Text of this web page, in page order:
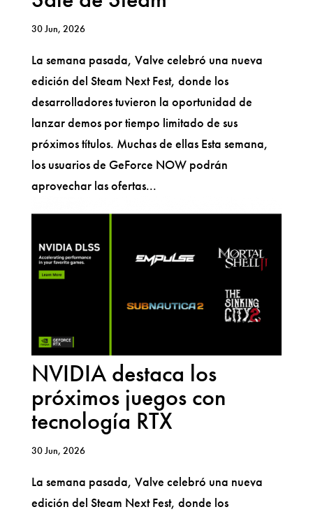
30 Jun, 2026
La semana pasada, Valve celebró una nueva
edición del Steam Next Fest, donde los
desarrolladores tuvieron la oportunidad de
lanzar demos por tiempo limitado de sus
próximos títulos. Muchas de ellas Esta semana,
los usuarios de GeForce NOW podrán
aprovechar las ofertas...
NVIDIA destaca los
próximos juegos con
tecnología RTX
30 Jun, 2026
La semana pasada, Valve celebró una nueva
edición del Steam Next Fest, donde los